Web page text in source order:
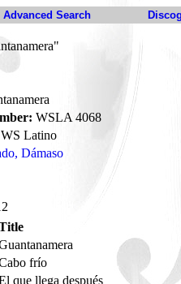
Advanced Search
WSLA 4068
WS Latino
Dámaso
frío
que llega después